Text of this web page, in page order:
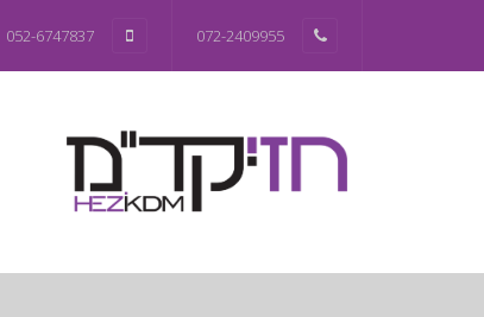
072-2409955
052-6747837